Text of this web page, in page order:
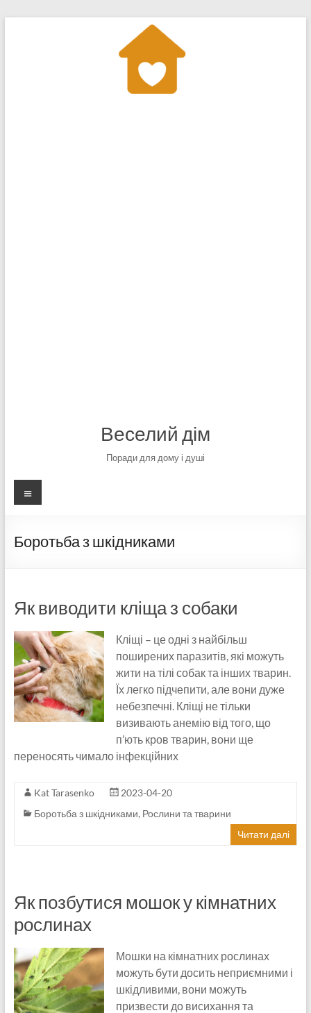
Веселий дім
Поради для дому і душі
Меню
Боротьба з шкідниками
Як виводити кліща з собаки
Кліщі – це одні з найбільш
поширених паразитів, які можуть
жити на тілі собак та інших тварин.
Їх легко підчепити, але вони дуже
небезпечні. Кліщі не тільки
визивають анемію від того, що
п’ють кров тварин, вони ще
переносять чимало інфекційних
Kat Tarasenko
2023-04-20
Боротьба з шкідниками, Рослини та тварини
Читати далі
Як позбутися мошок у кімнатних
рослинах
Мошки на кімнатних рослинах
можуть бути досить неприємними і
шкідливими, вони можуть
призвести до висихання та